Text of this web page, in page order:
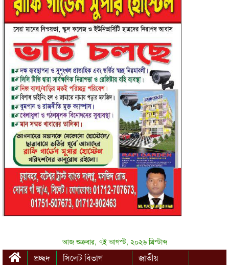
আজ শুক্রবার, ৭ই আগস্ট, ২০২৬ খ্রিস্টাব্দ
প্রচ্ছদ
সিলেট বিভাগ
জাতীয়